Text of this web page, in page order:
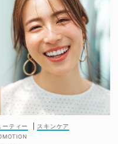
ーティー スキンケア